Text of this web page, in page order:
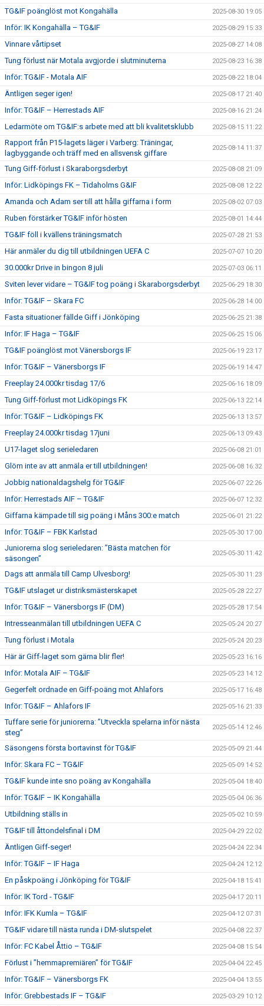
TG&IF poänglöst mot Kongahälla 2025-08-30 19:05
Inför: IK Kongahälla – TG&IF 2025-08-29 15:33
Vinnare vårtipset 2025-08-27 14:08
Tung förlust när Motala avgjorde i slutminuterna 2025-08-23 16:38
Inför: TG&IF - Motala AIF 2025-08-22 18:04
Äntligen seger igen! 2025-08-17 21:40
Inför: TG&IF – Herrestads AIF 2025-08-16 21:24
Ledarmöte om TG&IF:s arbete med att bli kvalitetsklubb 2025-08-15 11:22
Rapport från P15-lagets läger i Varberg: Träningar,
lagbyggande och träff med en allsvensk giffare
2025-08-14 11:37
Tung Giff-förlust i Skaraborgsderbyt 2025-08-08 21:09
Inför: Lidköpings FK – Tidaholms G&IF 2025-08-08 12:22
Amanda och Adam ser till att hålla giffarna i form 2025-08-02 07:03
Ruben förstärker TG&IF inför hösten 2025-08-01 14:44
TG&IF föll i kvällens träningsmatch 2025-07-28 21:53
Här anmäler du dig till utbildningen UEFA C 2025-07-07 10:20
30.000kr Drive in bingon 8 juli 2025-07-03 06:11
Sviten lever vidare – TG&IF tog poäng i Skaraborgsderbyt 2025-06-29 18:30
Inför: TG&IF – Skara FC 2025-06-28 14:00
Fasta situationer fällde Giff i Jönköping 2025-06-25 21:38
Inför: IF Haga – TG&IF 2025-06-25 15:06
TG&IF poänglöst mot Vänersborgs IF 2025-06-19 23:17
Inför: TG&IF – Vänersborgs IF 2025-06-19 14:47
Freeplay 24.000kr tisdag 17/6 2025-06-16 18:09
Tung Giff-förlust mot Lidköpings FK 2025-06-13 22:14
Inför: TG&IF – Lidköpings FK 2025-06-13 13:57
Freeplay 24.000kr tisdag 17juni 2025-06-13 09:43
U17-laget slog serieledaren 2025-06-08 21:01
Glöm inte av att anmäla er till utbildningen! 2025-06-08 16:32
Jobbig nationaldagshelg för TG&IF 2025-06-07 22:26
Inför: Herrestads AIF – TG&IF 2025-06-07 12:32
Giffarna kämpade till sig poäng i Måns 300:e match 2025-06-01 21:22
Inför: TG&IF – FBK Karlstad 2025-05-30 17:00
Juniorerna slog serieledaren: ”Bästa matchen för
säsongen”
2025-05-30 11:42
Dags att anmäla till Camp Ulvesborg! 2025-05-30 11:23
TG&IF utslaget ur distriksmästerskapet 2025-05-28 22:27
Inför: TG&IF – Vänersborgs IF (DM) 2025-05-28 17:54
Intresseanmälan till utbildningen UEFA C 2025-05-24 20:27
Tung förlust i Motala 2025-05-24 20:23
Här är Giff-laget som gärna blir fler! 2025-05-23 16:16
Inför: Motala AIF – TG&IF 2025-05-23 14:12
Gegerfelt ordnade en Giff-poäng mot Ahlafors 2025-05-17 16:48
Inför: TG&IF – Ahlafors IF 2025-05-16 21:33
Tuffare serie för juniorerna: ”Utveckla spelarna inför nästa
steg”
2025-05-14 12:46
Säsongens första bortavinst för TG&IF 2025-05-09 21:44
Inför: Skara FC – TG&IF 2025-05-09 14:52
TG&IF kunde inte sno poäng av Kongahälla 2025-05-04 18:40
Inför: TG&IF – IK Kongahälla 2025-05-04 06:36
Utbildning ställs in 2025-05-02 10:59
TG&IF till åttondelsfinal i DM 2025-04-29 22:02
Äntligen Giff-seger! 2025-04-24 22:34
Inför: TG&IF – IF Haga 2025-04-24 12:12
En påskpoäng i Jönköping för TG&IF 2025-04-18 15:41
Inför: IK Tord - TG&IF 2025-04-17 20:11
Inför: IFK Kumla – TG&IF 2025-04-12 07:31
TG&IF vidare till nästa runda i DM-slutspelet 2025-04-08 22:37
Inför: FC Kabel Åttio – TG&IF 2025-04-08 15:54
Förlust i ”hemmapremiären” för TG&IF 2025-04-04 22:45
Inför: TG&IF – Vänersborgs FK 2025-04-04 13:55
Inför: Grebbestads IF – TG&IF 2025-03-29 10:12